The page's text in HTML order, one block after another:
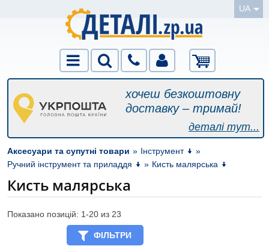
UA
хочеш безкоштовну
доставку – тримай!
деталі тут...
Аксесуари та супутні товари » Інструмент
»
Ручний інструмент та приладдя
» Кисть малярська
Кисть малярська
Показано позицій: 1-20 из 23
ФІЛЬТРИ